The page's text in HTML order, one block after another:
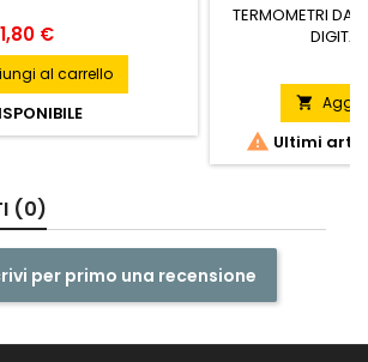
Prezzo
1,80 €
al carrello
TERMOMETRI DA

 Ultimi
(0)
per primo una recensione